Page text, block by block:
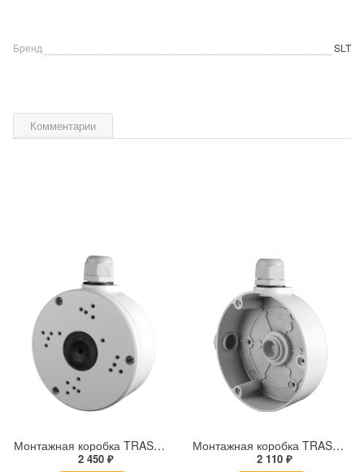
Бренд SLT
Комментарии
Монтажная коробка TRASSIR TR-JB306
2 450 ₽
Монтажная коробка TRASSIR TR-JB303
2 110 ₽